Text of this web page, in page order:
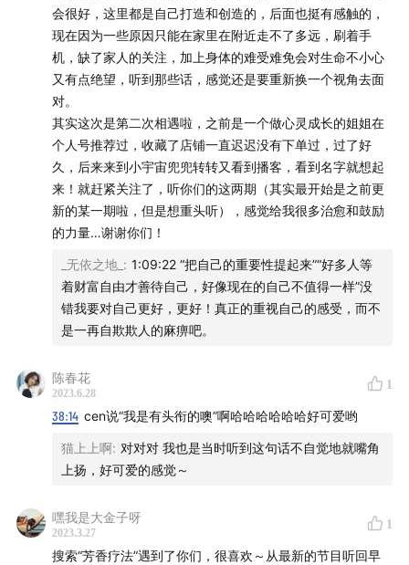
快结束了才发现没有介绍过我们的品牌
相信文字的力量
线下和线上做产品的区别
对于完美主义的理解
看到产品背后的价值
读书有什么用
Rio 给大家推荐的书
Cen 给大家推荐的书
1:10:55没有什么比你自己更重要
片尾音乐：一棵会开花的树 - 谢春花
推荐的书籍：
会很好，这里都是自己打造和创造的，后面也挺有感触的，
现在因为一些原因只能在家里在附近走不了多远，刷着手
机，缺了家人的关注，加上身体的难受难免会对生命不小心
又有点绝望，听到那些话，感觉还是要重新换一个视角去面
对。
其实这次是第二次相遇啦，之前是一个做心灵成长的姐姐在
个人号推荐过，收藏了店铺一直迟迟没有下单过，过了好
久，后来来到小宇宙兜兜转转又看到播客，看到名字就想起
来！就赶紧关注了，听你们的这两期（其实最开始是之前更
新的某一期啦，但是想重头听），感觉给我很多治愈和鼓励
的力量…谢谢你们！
_无依之地_ : 1:09:22 “把自己的重要性提起来”“好多人等
着财富自由才善待自己，好像现在的自己不值得一样”没
错我要对自己更好，更好！真正的重视自己的感受，而不
是一再自欺欺人的麻痹吧。
陈春花
2023.6.28
1
38:14 cen说“我是有头衔的噢”啊哈哈哈哈哈哈好可爱哟
猫上上啊: 对对对 我也是当时听到这句话不自觉地就嘴角
上扬，好可爱的感觉～
嘿我是大金子呀
2023.3.27
1
搜索“芳香疗法”遇到了你们，很喜欢～从最新的节目听回早